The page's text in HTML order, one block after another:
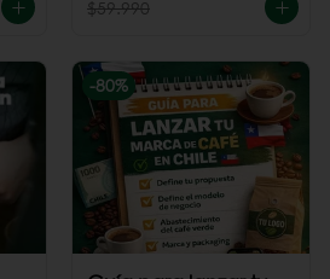
$59.990
-80%